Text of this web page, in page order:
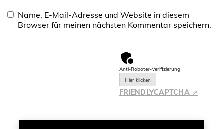
Name, E-Mail-Adresse und Website in diesem
Browser für meinen nächsten Kommentar speichern.
Anti-Roboter-Verifizierung
Hier klicken
FRIENDLYCAPTCHA ⇗